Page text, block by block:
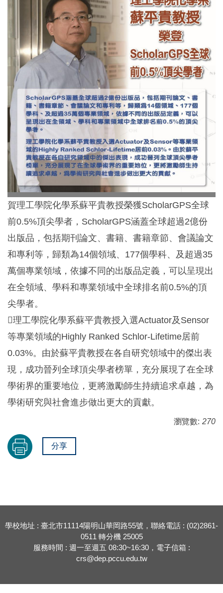
賀理工學院化學系蘇平貴教授榮獲ScholarGPS全球
前0.5%頂尖學者，ScholarGPS涵蓋全球超過2億份
出版品，包括期刊論文、書籍、書籍章節、會議論文
和專利等，歸類為14個領域、177個學科、及超過35
萬個專業領域，依據不同的出版品定義，可以呈現出
在全領域、學科和專業領域中全球排名前0.5%的頂
尖學者。
理工學院化學系蘇平貴教授入選Actuator及Sensor
等專業領域的Highly Ranked Schlor-Lifetime居前
0.03%。由於蘇平貴教授在各自研究領域中的傑出表
現，成功晉列全球頂尖學者榜單，充分展現了在全球
學術界的重要地位，更將激勵師生持續追求卓越，為
學術研究與社會進步做出更大的貢獻。
瀏覽數: 270
分享
學校地址 : 臺北市11114陽明山華岡路55號，聯絡電話 : (02)2861-
0511 轉分機 25005
服務時間 : 週一至週五 08:30~16:30，電子信箱 :
crs@dep.pccu.edu.tw